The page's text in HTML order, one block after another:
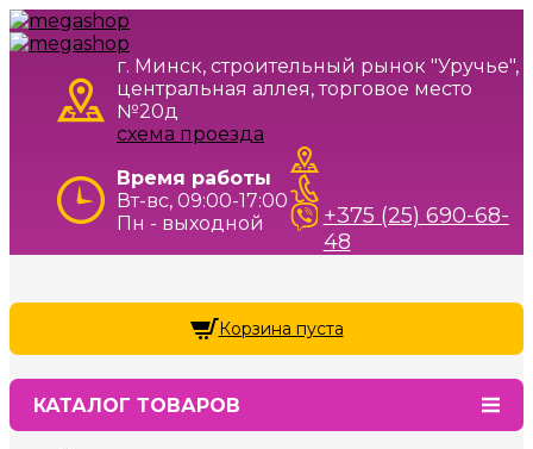
г. Минск, строительный рынок "Уручье",
центральная аллея, торговое место
№20д
схема проезда
Время работы
Вт-вс, 09:00-17:00
Пн - выходной
+375 (25) 690-68-
48
КАТАЛОГ ТОВАРОВ
Корзина пуста